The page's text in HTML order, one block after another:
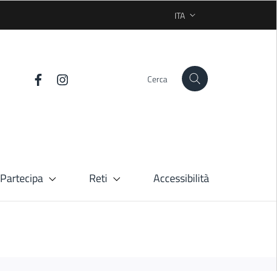
SELEZIONE LINGUA:
ITA
Cerca
Partecipa Reti Accessibilità